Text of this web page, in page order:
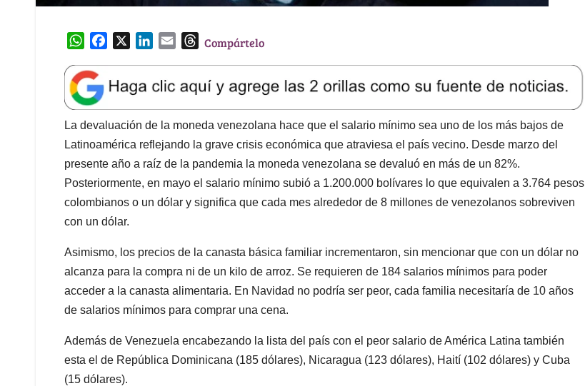
W
a
t
s
A
p
p
e
b
o
o
k
k
e
d
I
n
l
T
e
a
d
s
Compártelo
La devaluación de la moneda venezolana hace que el salario mínimo sea uno de los más bajos de
Latinoamérica reflejando la grave crisis económica que atraviesa el país vecino. Desde marzo del
presente año a raíz de la pandemia la moneda venezolana se devaluó en más de un 82%.
Posteriormente, en mayo el salario mínimo subió a 1.200.000 bolívares lo que equivalen a 3.764 pesos
colombianos o un dólar y significa que cada mes alrededor de 8 millones de venezolanos sobreviven
con un dólar.
Asimismo, los precios de la canasta básica familiar incrementaron, sin mencionar que con un dólar no
alcanza para la compra ni de un kilo de arroz. Se requieren de 184 salarios mínimos para poder
acceder a la canasta alimentaria. En Navidad no podría ser peor, cada familia necesitaría de 10 años
de salarios mínimos para comprar una cena.
Además de Venezuela encabezando la lista del país con el peor salario de América Latina también
esta el de República Dominicana (185 dólares), Nicaragua (123 dólares), Haití (102 dólares) y Cuba
(15 dólares).